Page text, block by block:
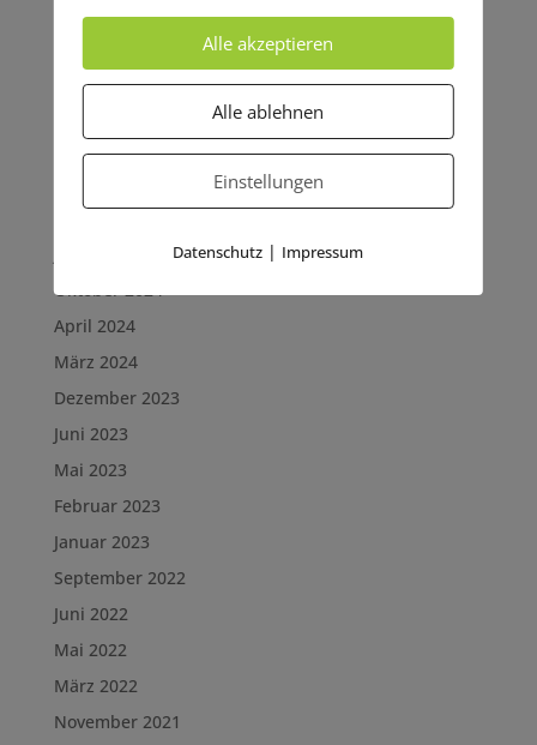
Genuss als Glücksstrategie
Verbundenheit in der Weihnachtszeit – auch für
Introvertierte
Neueste Kommentare
Archiv
Oktober 2024
April 2024
März 2024
Dezember 2023
Juni 2023
Mai 2023
Februar 2023
Januar 2023
September 2022
Juni 2022
Mai 2022
März 2022
November 2021
Alle akzeptieren
Alle ablehnen
Einstellungen
Datenschutz | Impressum